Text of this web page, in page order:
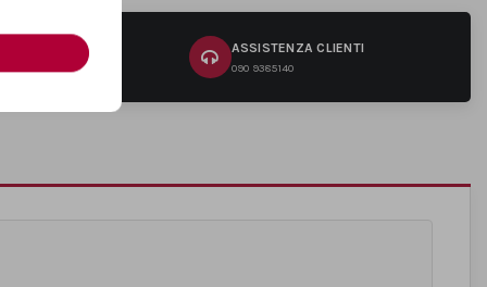
ASSISTENZA CLIENTI
090 9385140